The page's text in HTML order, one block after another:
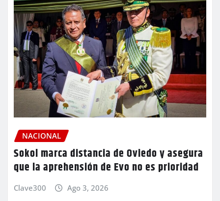
NACIONAL
Sokol marca distancia de Oviedo y asegura
que la aprehensión de Evo no es prioridad
Clave300 Ago 3, 2026